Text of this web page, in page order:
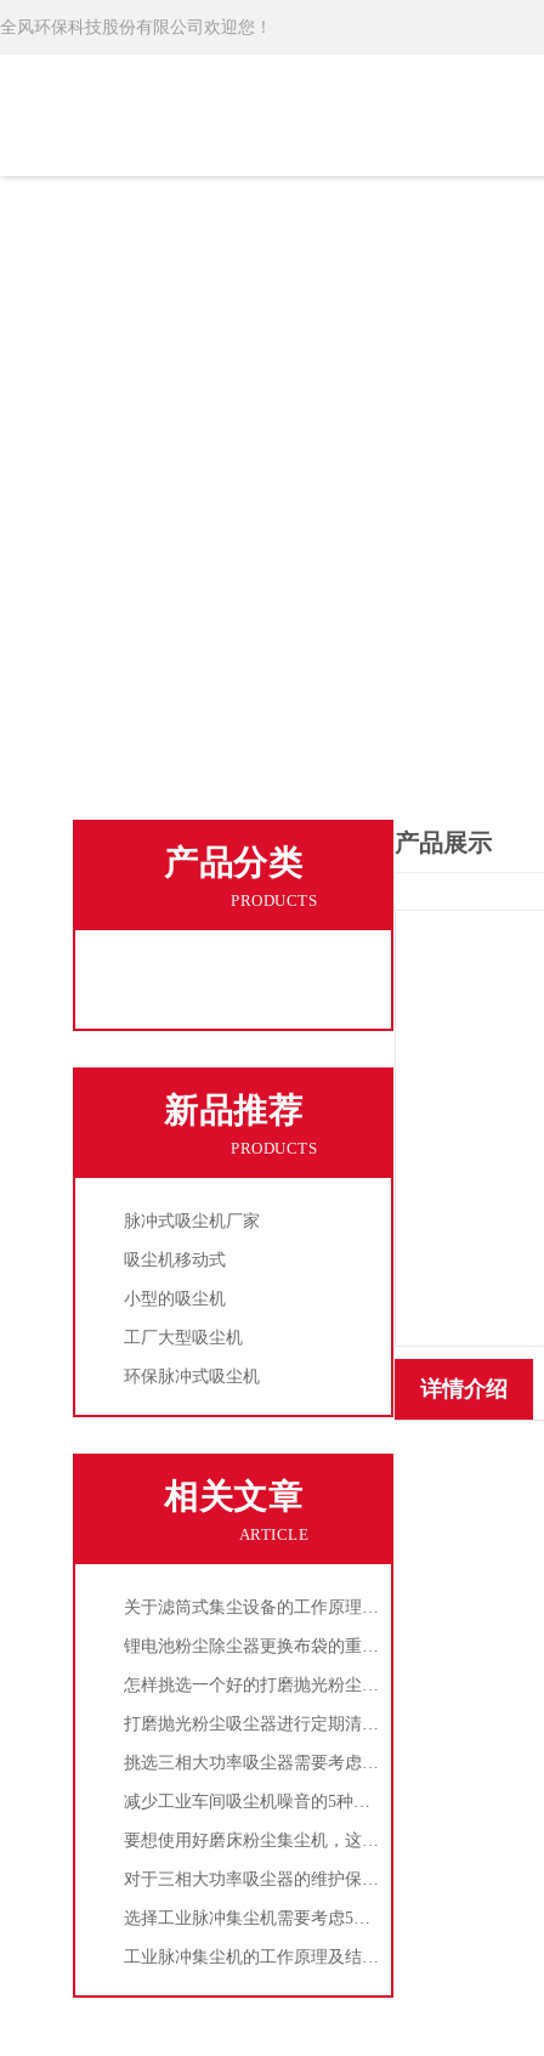
全风环保科技股份有限公司欢迎您！
产品分类
PRODUCTS
新品推荐
PRODUCTS
脉冲式吸尘机厂家
吸尘机移动式
小型的吸尘机
工厂大型吸尘机
环保脉冲式吸尘机
相关文章
ARTICLE
关于滤筒式集尘设备的工作原理及特点说明
锂电池粉尘除尘器更换布袋的重要性与方法
怎样挑选一个好的打磨抛光粉尘吸尘器
打磨抛光粉尘吸尘器进行定期清理的重要性
挑选三相大功率吸尘器需要考虑哪些问题？
减少工业车间吸尘机噪音的5种方法
要想使用好磨床粉尘集尘机，这些条件可不能少
对于三相大功率吸尘器的维护保养，你了解多少
选择工业脉冲集尘机需要考虑5大因素,你都了解吗?
工业脉冲集尘机的工作原理及结构特点说明
产品展示
详情介绍